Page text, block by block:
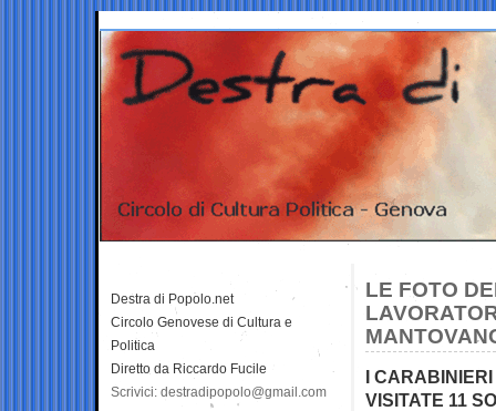
LE FOTO
I
VISITATE 11
Destra di Popolo.net
Circolo Genovese di Cultura e
Politica
Diretto da Riccardo Fucile
Scrivici: destradipopolo@gmail.com